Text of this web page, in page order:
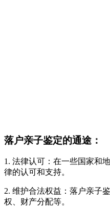
落户亲子鉴定的通途：
1. 法律认可：在一些国家和
律的认可和支持。
2. 维护合法权益：落户亲子
权、财产分配等。